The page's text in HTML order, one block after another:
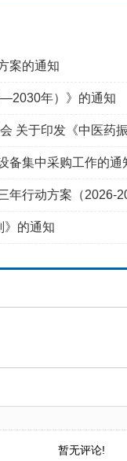
案的通知
年）》的通知
关于印发《中医药
备集中采购工作的通
年行动方案（2026-
》的通知
暂无评论!